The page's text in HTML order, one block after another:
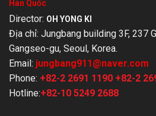
Hàn Quốc
Director: OH YONG KI
Địa chỉ: Jungbang building 3F, 237
Gangseo-gu, Seoul, Korea.
Email: jungbang911@naver.com
Phone: +82-2 2691 1190 +82-2
Hotline:+82-10 5249 2688